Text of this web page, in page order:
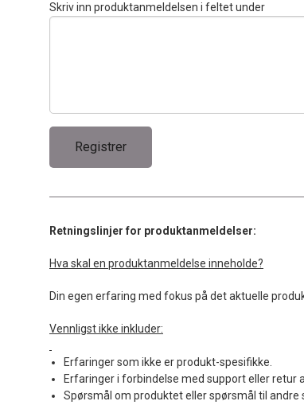
Skriv inn produktanmeldelsen i feltet under
Retningslinjer for produktanmeldelser:
Hva skal en produktanmeldelse inneholde?
Din egen erfaring med fokus på det aktuelle
Vennligst ikke inkluder:
Erfaringer som ikke er produkt-spesifikke.
Erfaringer i forbindelse med support eller retur
Spørsmål om produktet eller spørsmål til